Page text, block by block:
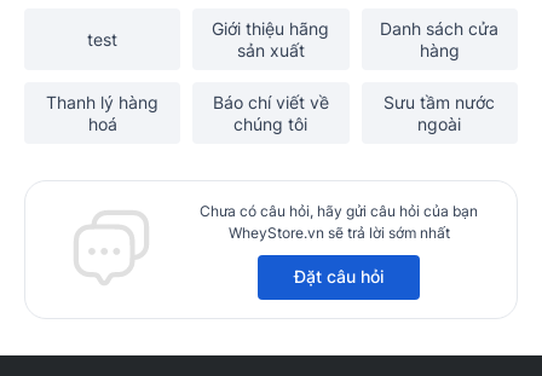
test
Giới thiệu hãng
sản xuất
Danh sách cửa
hàng
Thanh lý hàng
hoá
Báo chí viết về
chúng tôi
Sưu tầm nước
ngoài
Chưa có câu hỏi, hãy gửi câu hỏi của bạn
WheyStore.vn sẽ trả lời sớm nhất
Đặt câu hỏi